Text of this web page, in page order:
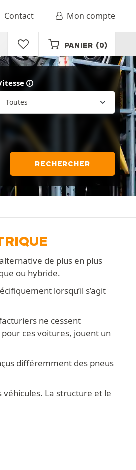
Contact Mon compte
PANIER (0)
RECHERCHER
de plus en plus
ou hybride.
lorsqu’il s’agit
ne cessent
ces voitures, jouent un
différemment des pneus
véhicules. La structure et le